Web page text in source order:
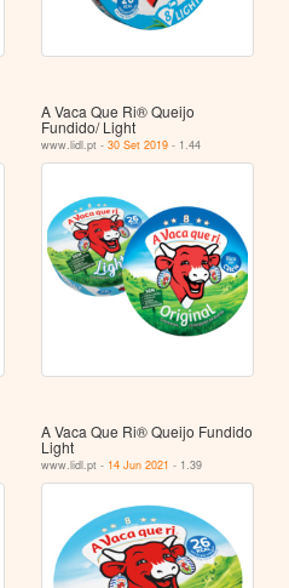
A Vaca Que Ri® Queijo
Fundido/ Light
www.lidl.pt - 30 Set 2019- 1.44
A Vaca Que Ri® Queijo Fundido
Light
www.lidl.pt - 14 Jun 2021 - 1.39